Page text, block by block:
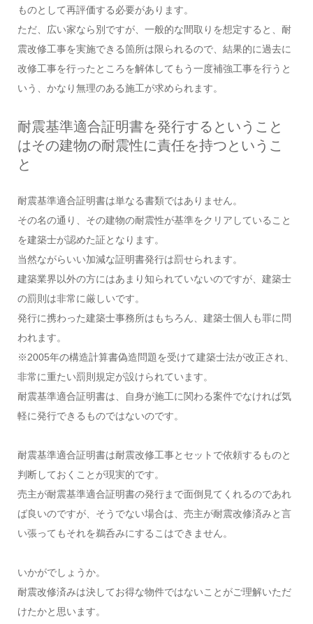
ものとして再評価する必要があります。
ただ、広い家なら別ですが、一般的な間取りを想定すると、耐
震改修工事を実施できる箇所は限られるので、結果的に過去に
改修工事を行ったところを解体してもう一度補強工事を行うと
いう、かなり無理のある施工が求められます。
耐震基準適合証明書を発行するということ
はその建物の耐震性に責任を持つというこ
と
耐震基準適合証明書は単なる書類ではありません。
その名の通り、その建物の耐震性が基準をクリアしていること
を建築士が認めた証となります。
当然ながらいい加減な証明書発行は罰せられます。
建築業界以外の方にはあまり知られていないのですが、建築士
の罰則は非常に厳しいです。
発行に携わった建築士事務所はもちろん、建築士個人も罪に問
われます。
※2005年の構造計算書偽造問題を受けて建築士法が改正され、
非常に重たい罰則規定が設けられています。
耐震基準適合証明書は、自身が施工に関わる案件でなければ気
軽に発行できるものではないのです。
耐震基準適合証明書は耐震改修工事とセットで依頼するものと
判断しておくことが現実的です。
売主が耐震基準適合証明書の発行まで面倒見てくれるのであれ
ば良いのですが、そうでない場合は、売主が耐震改修済みと言
い張ってもそれを鵜呑みにするこはできません。
いかがでしょうか。
耐震改修済みは決してお得な物件ではないことがご理解いただ
けたかと思います。